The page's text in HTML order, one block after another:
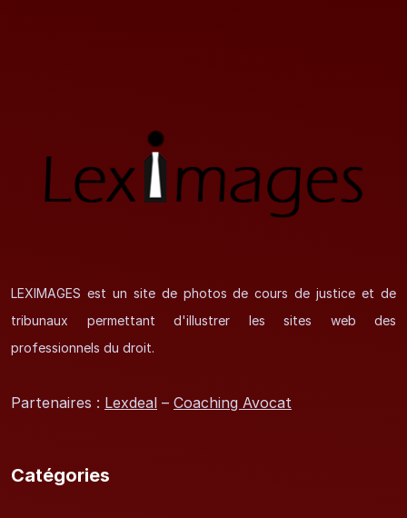
LEXIMAGES est un site de photos de cours de justice et de
tribunaux permettant d'illustrer les sites web des
professionnels du droit.
Partenaires : Lexdeal – Coaching Avocat
Catégories